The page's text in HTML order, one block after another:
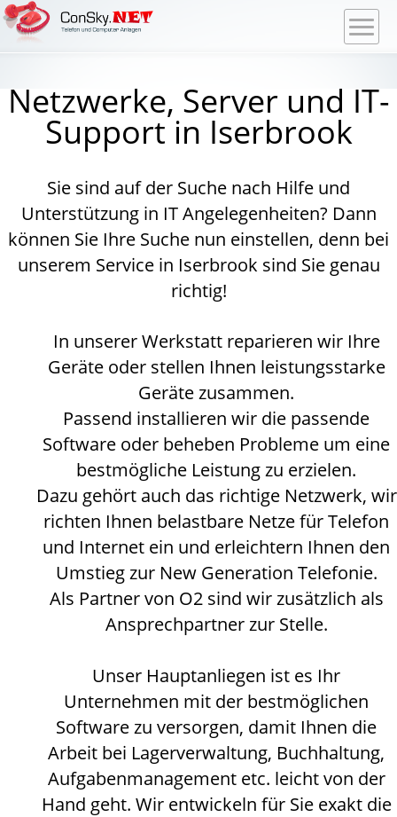
Netzwerke, Server und IT-
Support in Iserbrook
Sie sind auf der Suche nach Hilfe und
Unterstützung in IT Angelegenheiten? Dann
können Sie Ihre Suche nun einstellen, denn bei
unserem Service in Iserbrook sind Sie genau
richtig!
In unserer Werkstatt reparieren wir Ihre
Geräte oder stellen Ihnen leistungsstarke
Geräte zusammen.
Passend installieren wir die passende
Software oder beheben Probleme um eine
bestmögliche Leistung zu erzielen.
Dazu gehört auch das richtige Netzwerk, wir
richten Ihnen belastbare Netze für Telefon
und Internet ein und erleichtern Ihnen den
Umstieg zur New Generation Telefonie.
Als Partner von O2 sind wir zusätzlich als
Ansprechpartner zur Stelle.
Unser Hauptanliegen ist es Ihr
Unternehmen mit der bestmöglichen
Software zu versorgen, damit Ihnen die
Arbeit bei Lagerverwaltung, Buchhaltung,
Aufgabenmanagement etc. leicht von der
Hand geht. Wir entwickeln für Sie exakt die